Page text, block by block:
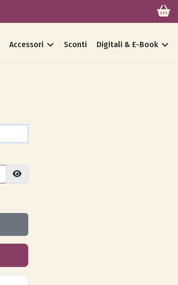
Accessori Sconti Digitali & E-Book
Mostra password